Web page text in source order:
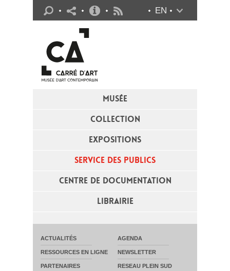
MUSÉE
COLLECTION
EXPOSITIONS
SERVICE DES PUBLICS
CENTRE DE DOCUMENTATION
LIBRAIRIE
EN
ACTUALITÉS AGENDA
RESSOURCES EN LIGNE NEWSLETTER
PARTENAIRES RESEAU PLEIN SUD
Infos pratiques